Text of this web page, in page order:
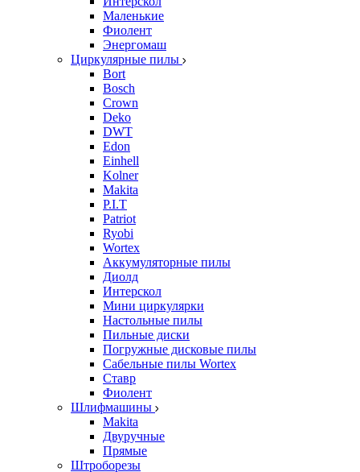
Маленькие
Фиолент
Энергомаш
Циркулярные пилы
Bort
Bosch
Crown
Deko
DWT
Edon
Einhell
Kolner
Makita
P.I.T
Patriot
Ryobi
Wortex
Аккумуляторные пилы
Диолд
Интерскол
Мини циркулярки
Настольные пилы
Пильные диски
Погружные дисковые пилы
Сабельные пилы Wortex
Ставр
Фиолент
Шлифмашины
Makita
Двуручные
Прямые
Штроборезы